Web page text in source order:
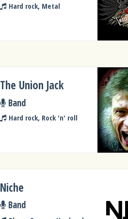
Hard rock, Metal
The Union Jack
Band
Hard rock, Rock 'n' roll
Niche
Band